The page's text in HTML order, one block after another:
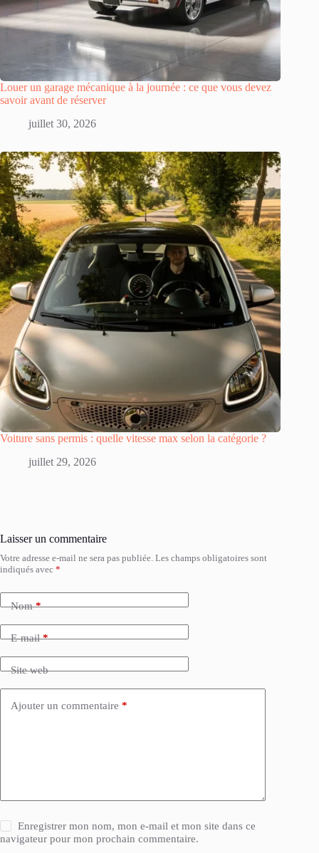
Louer un garage mécanique à la journée : ce que vous devez
savoir avant de réserver
juillet 30, 2026
Voiture sans permis : quelle vitesse max selon la catégorie ?
juillet 29, 2026
Laisser un commentaire
Votre adresse e-mail ne sera pas publiée. Les champs obligatoires sont
indiqués avec *
Nom*
E-mail*
Site web
Ajouter un commentaire *
Enregistrer mon nom, mon e-mail et mon site dans ce
navigateur pour mon prochain commentaire.